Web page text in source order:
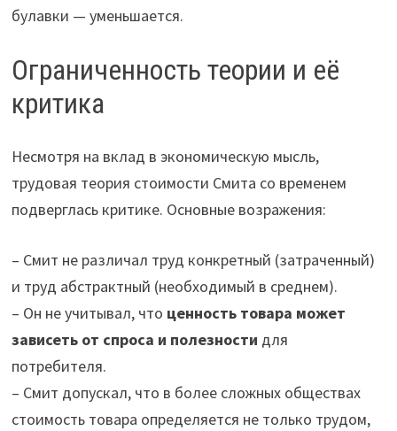
булавки — уменьшается.
Ограниченность теории и её
критика
Несмотря на вклад в экономическую мысль,
трудовая теория стоимости Смита со временем
подверглась критике. Основные возражения:
– Смит не различал труд конкретный (затраченный)
и труд абстрактный (необходимый в среднем).
– Он не учитывал, что ценность товара может
зависеть от спроса и полезности для
потребителя.
– Смит допускал, что в более сложных обществах
стоимость товара определяется не только трудом,